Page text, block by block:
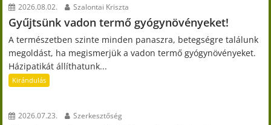
2026.08.02. Szalontai Kriszta
Gyűjtsünk vadon termő gyógynövényeket!
A természetben szinte minden panaszra, betegségre találunk
megoldást, ha megismerjük a vadon termő gyógynövényeket.
Házipatikát állíthatunk...
Kirándulás
2026.07.23. Szerkesztőség